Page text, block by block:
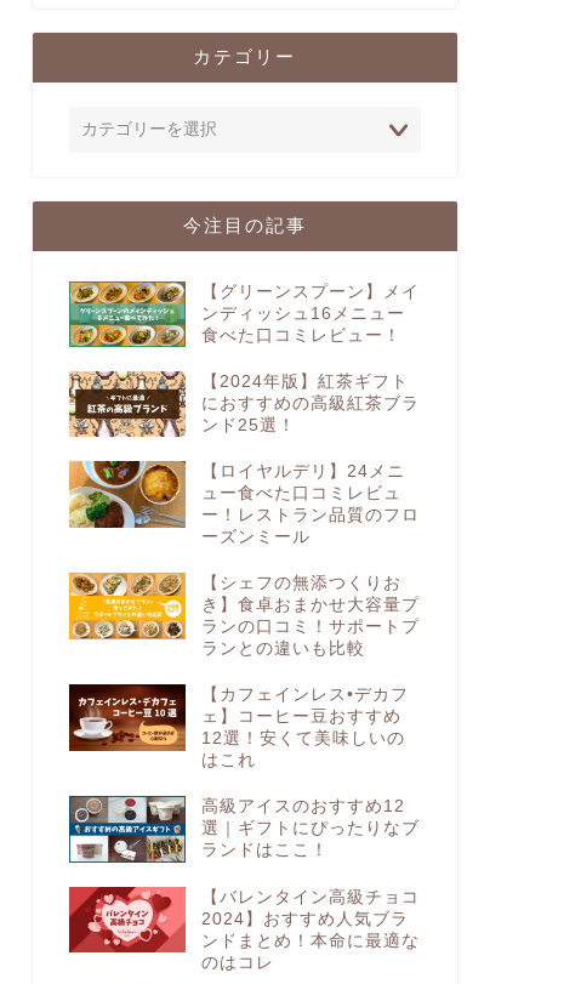
カテゴリー
今注目の記事
【グリーンスプーン】メイ
ンディッシュ16メニュー
食べた口コミレビュー！
【2024年版】紅茶ギフト
におすすめの高級紅茶ブラ
ンド25選！
【ロイヤルデリ】24メニ
ュー食べた口コミレビュ
ー！レストラン品質のフロ
ーズンミール
【シェフの無添つくりお
き】食卓おまかせ大容量プ
ランの口コミ！サポートプ
ランとの違いも比較
【カフェインレス•デカフ
ェ】コーヒー豆おすすめ
12選！安くて美味しいの
はこれ
高級アイスのおすすめ12
選｜ギフトにぴったりなブ
ランドはここ！
【バレンタイン高級チョコ
2024】おすすめ人気ブラ
ンドまとめ！本命に最適な
のはコレ